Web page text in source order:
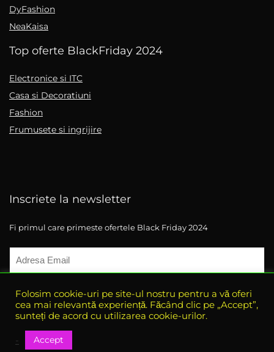
DyFashion
NeaKaisa
Top oferte BlackFriday 2024
Electronice si ITC
Casa si Decoratiuni
Fashion
Frumusete si ingrijire
Inscriete la newsletter
Fi primul care primeste ofertele Black Friday 2024
Folosim cookie-uri pe site-ul nostru pentru a vă oferi
cea mai relevantă experiență. Făcând clic pe „Accept”,
sunteți de acord cu utilizarea cookie-urilor.
Accept